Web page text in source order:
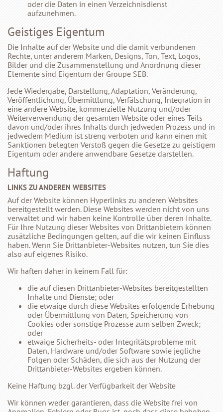
oder die Daten in einen Verzeichnisdienst
aufzunehmen.
Geistiges Eigentum
Die Inhalte auf der Website und die damit verbundenen
Rechte, unter anderem Marken, Designs, Ton, Text, Logos,
Bilder und die Zusammenstellung und Anordnung dieser
Elemente sind Eigentum der Groupe SEB.
Jede Wiedergabe, Darstellung, Adaptation, Veränderung,
Veröffentlichung, Übermittlung, Verfälschung, Integration in
eine andere Website, kommerzielle Nutzung und/oder
Weiterverwendung der gesamten Website oder eines Teils
davon und/oder ihres Inhalts durch jedweden Prozess und in
jedwedem Medium ist streng verboten und kann einen mit
Sanktionen belegten Verstoß gegen die Gesetze zu geistigem
Eigentum oder andere anwendbare Gesetze darstellen.
Haftung
LINKS ZU ANDEREN WEBSITES
Auf der Website können Hyperlinks zu anderen Websites
bereitgestellt werden. Diese Websites werden nicht von uns
verwaltet und wir haben keine Kontrolle über deren Inhalte.
Für Ihre Nutzung dieser Websites von Drittanbietern können
zusätzliche Bedingungen gelten, auf die wir keinen Einfluss
haben. Wenn Sie Drittanbieter-Websites nutzen, tun Sie dies
also auf eigenes Risiko.
Wir haften daher in keinem Fall für:
die auf diesen Drittanbieter-Websites bereitgestellten
Inhalte und Dienste; oder
die etwaige durch diese Websites erfolgende Erhebung
oder Übermittlung von Daten, Speicherung von
Cookies oder sonstige Prozesse zum selben Zweck;
oder
etwaige Sicherheits- oder Integritätsprobleme mit
Daten, Hardware und/oder Software sowie jegliche
Folgen oder Schäden, die sich aus der Nutzung der
Drittanbieter-Websites ergeben können.
Keine Haftung bzgl. der Verfügbarkeit der Website
Wir können weder garantieren, dass die Website frei von